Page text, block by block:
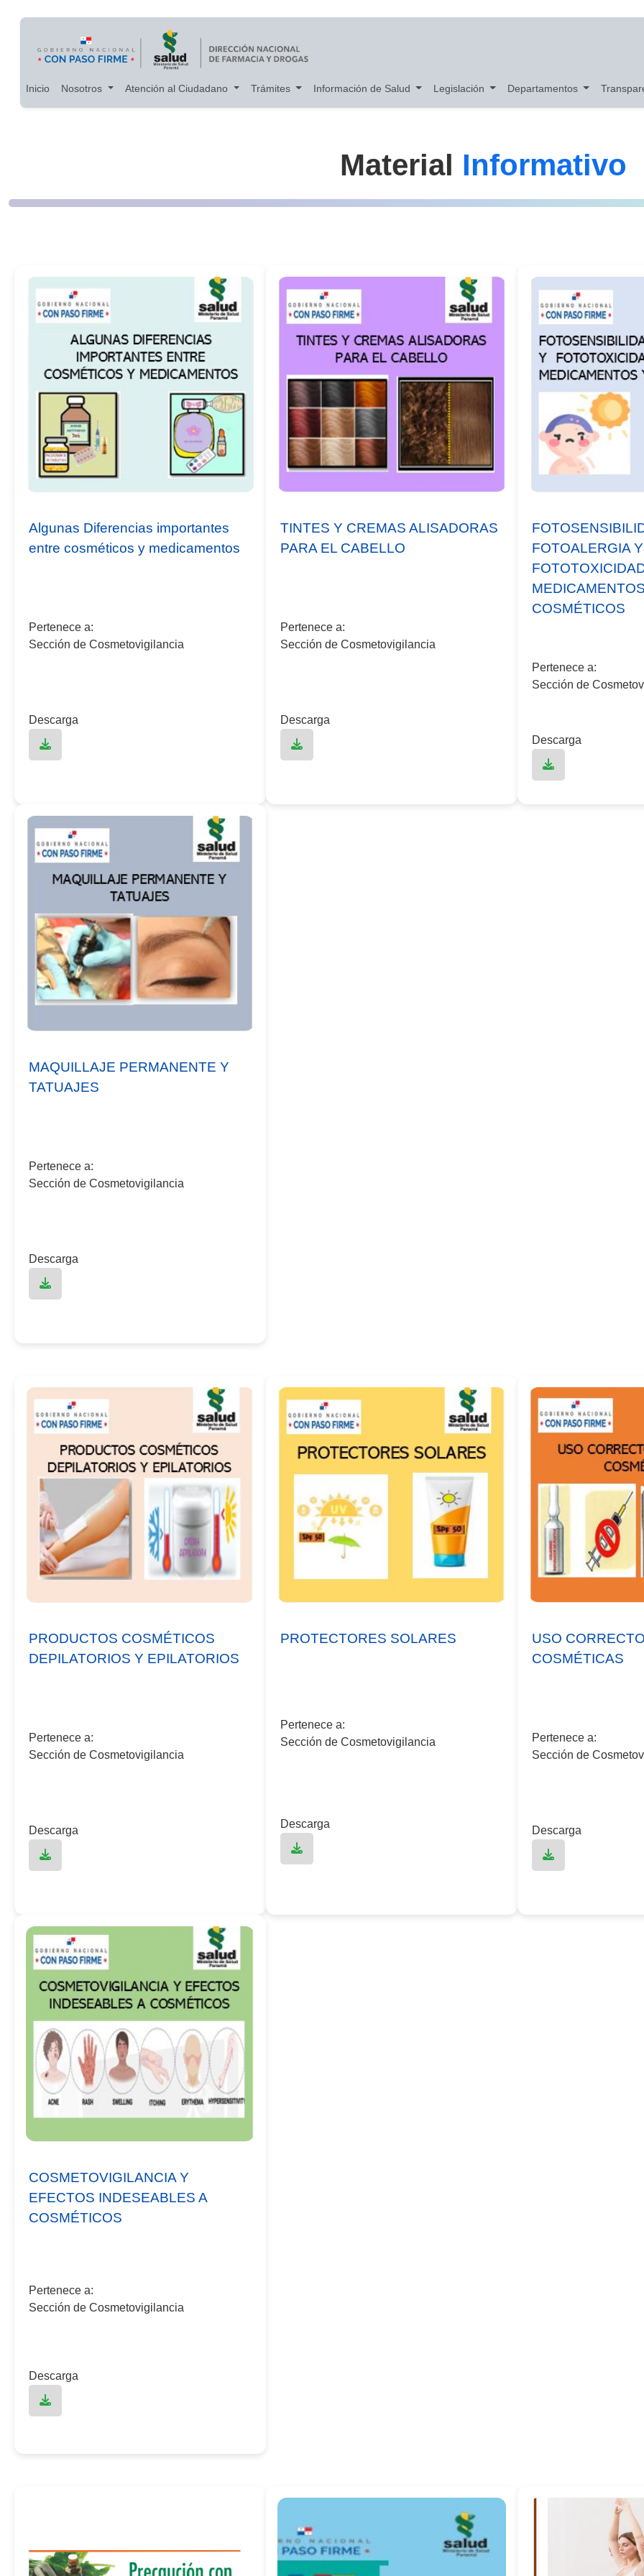
Pasar al contenido principal
Main navigation
Inicio Nosotros Atención al Ciudadano Trámites Información de Salud Legislación Departamentos
Material Informativo
Algunas Diferencias importantes
entre cosméticos y medicamentos
Pertenece a:
Sección de Cosmetovigilancia
Descarga
TINTES Y CREMAS ALISADORAS
PARA EL CABELLO
Pertenece a:
Sección de Cosmetovigilancia
Descarga
FOTOALERGIA Y
COSMÉTICOS
Pertenece a:
Sección de
Descarga
MAQUILLAJE PERMANENTE Y
TATUAJES
Pertenece a:
Sección de Cosmetovigilancia
Descarga
PRODUCTOS COSMÉTICOS
DEPILATORIOS Y EPILATORIOS
Pertenece a:
Sección de Cosmetovigilancia
Descarga
PROTECTORES SOLARES
Pertenece a:
Sección de Cosmetovigilancia
Descarga
USO
COSMÉTICAS
Pertenece a:
Sección de
Descarga
COSMETOVIGILANCIA Y
EFECTOS INDESEABLES A
COSMÉTICOS
Pertenece a:
Sección de Cosmetovigilancia
Descarga